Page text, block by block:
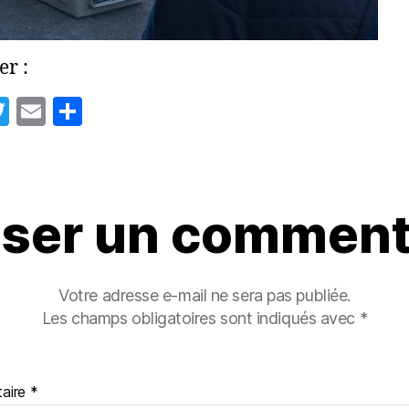
:
T
E
g
er
un
Votre adresse e-mail ne sera pas publiée.
Les champs obligatoires sont indiqués avec *
*